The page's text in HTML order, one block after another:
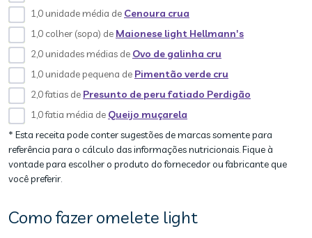
1,0 unidade média de Cenoura crua
1,0 colher (sopa) de Maionese light Hellmann's
2,0 unidades médias de Ovo de galinha cru
1,0 unidade pequena de Pimentão verde cru
2,0 fatias de Presunto de peru fatiado Perdigão
1,0 fatia média de Queijo muçarela
* Esta receita pode conter sugestões de marcas somente para
referência para o cálculo das informações nutricionais. Fique à
vontade para escolher o produto do fornecedor ou fabricante que
você preferir.
Como fazer omelete light